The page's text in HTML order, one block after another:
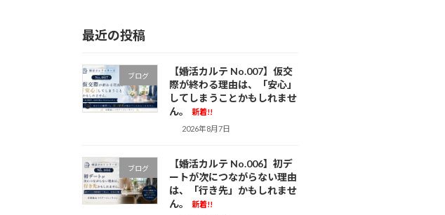
最近の投稿
ブログ
【婚活カルテ No.007】仮交
際が終わる理由は、「安心」
してしまうことかもしれませ
ん。
新着!!
2026年8月7日
ブログ
【婚活カルテ No.006】初デ
ートが次につながらない理由
は、「行き先」かもしれませ
ん。
新着!!